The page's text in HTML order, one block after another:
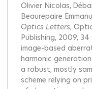
Olivier Nicolas
Beaurepaire
Optics Letters,
Publishing, 2009, 34
image-based
harmonic
a robust, mostly
scheme relying on